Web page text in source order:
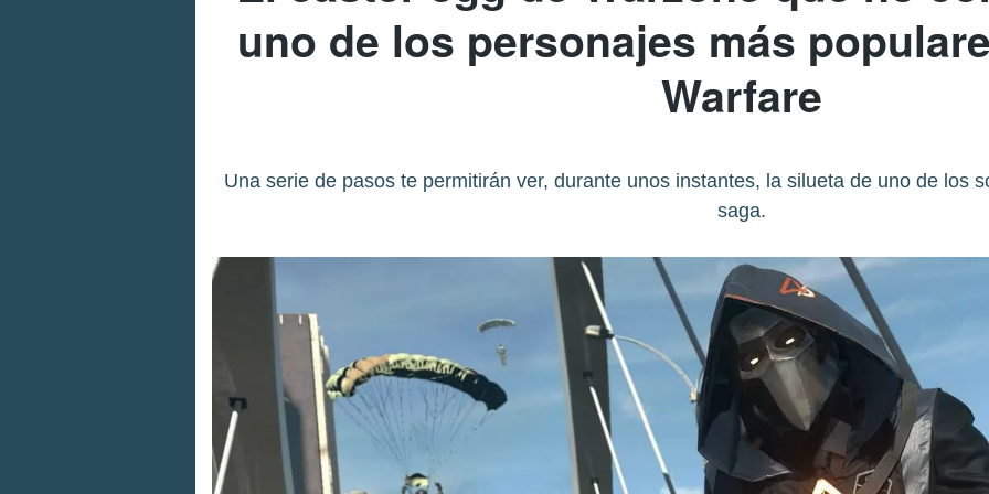
uno de los personajes más
Warfare
Una serie de pasos te permitirán ver, durante unos instantes, la silueta de uno de los
saga.